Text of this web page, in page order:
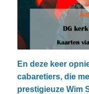
En deze keer
cabaretiers, die
prestigieuze Wim